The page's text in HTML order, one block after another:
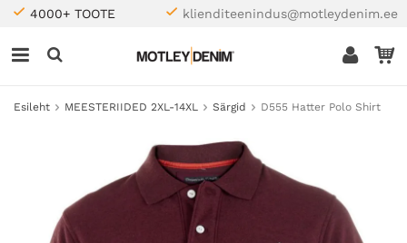
4000+ TOOTE klienditeenindus@motleydenim.ee
Esileht MEESTERIIDED 2XL-14XL Särgid D555 Hatter Polo Shirt